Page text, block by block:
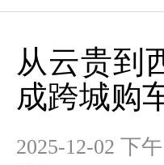
从云贵到
成跨城购
2025-12-02